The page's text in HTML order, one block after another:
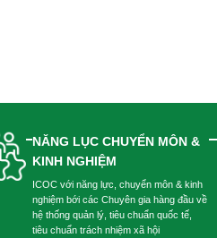
NĂNG LỤC CHUYỂN MÔN &
KINH NGHIỆM
ICOC với năng lực, chuyển môn & kinh
nghiệm bới các Chuyên gia hàng đầu về
hệ thống quản lý, tiêu chuẩn quốc tế,
tiêu chuẩn trách nhiệm xã hội